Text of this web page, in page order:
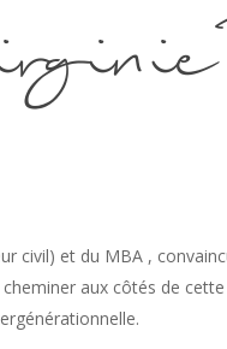
civil) et du MBA ,
aux côtés de